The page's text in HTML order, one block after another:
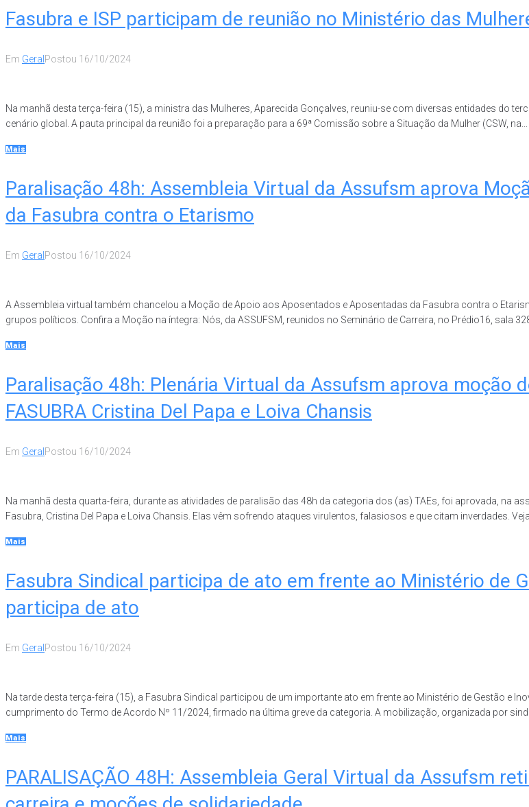
Fasubra e ISP participam de reunião no Ministério das
Em Geral Postou 16/10/2024
Na manhã desta terça-feira (15), a ministra das Mulheres, Aparecida Gonçalves, reuniu-se com diversas entidades do
cenário global. A pauta principal da reunião foi a preparação para a 69ª Comissão sobre a Situação da Mulher (CSW, na...
Mais
Paralisação 48h: Assembleia Virtual da Assufsm aprova
da Fasubra contra o Etarismo
Em Geral Postou 16/10/2024
A Assembleia virtual também chancelou a Moção de Apoio aos Aposentados e Aposentadas da Fasubra contra o
grupos políticos. Confira a Moção na íntegra: Nós, da ASSUFSM, reunidos no Seminário de Carreira, no Prédio16, sala
Mais
Paralisação 48h: Plenária Virtual da Assufsm aprova moção
FASUBRA Cristina Del Papa e Loiva Chansis
Em Geral Postou 16/10/2024
Na manhã desta quarta-feira, durante as atividades de paralisão das 48h da categoria dos (as) TAEs, foi aprovada, na
Fasubra, Cristina Del Papa e Loiva Chansis. Elas vêm sofrendo ataques virulentos, falasiosos e que citam inverdades.
Mais
Fasubra Sindical participa de ato em frente ao Ministério de
participa de ato
Em Geral Postou 16/10/2024
Na tarde desta terça-feira (15), a Fasubra Sindical participou de um importante ato em frente ao Ministério de Gestão e
cumprimento do Termo de Acordo Nº 11/2024, firmado na última greve da categoria. A mobilização, organizada por
Mais
PARALISAÇÃO 48H: Assembleia Geral Virtual da Assufsm